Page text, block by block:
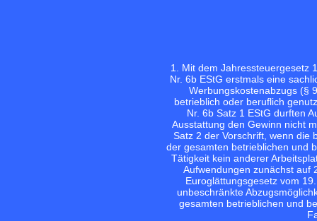
1. Mit dem Jahressteuergesetz
Nr. 6b EStG erstmals eine
Werbungskostenabzugs (§
betrieblich oder beruflich
Nr. 6b Satz 1 EStG durften
Ausstattung den Gewinn nicht
Satz 2 der Vorschrift, wenn die
der gesamten betrieblichen und
Tätigkeit kein anderer
Aufwendungen zunächst auf
Euroglättungsgesetz vom
unbeschränkte
gesamten betrieblichen und